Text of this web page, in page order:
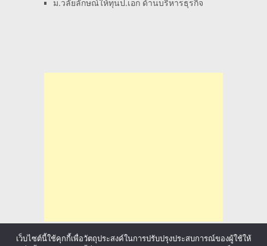
ม.วลัยลักษณ์ให้ทุนป.เอก ด้านบริหารธุรกิจ
เว็บไซต์นี้ใช้คุกกี้เพื่อวัตถุประสงค์ในการปรับปรุงประสบการณ์ของผู้ใช้ให้